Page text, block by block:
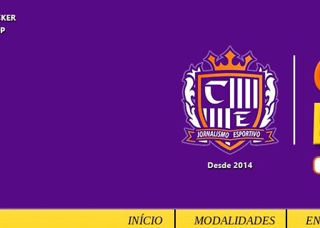
INÍCIO MODALIDADES